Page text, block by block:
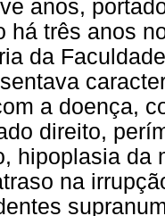
anos,
há três anos
da
a doença,
direito,
hipoplasia da
na